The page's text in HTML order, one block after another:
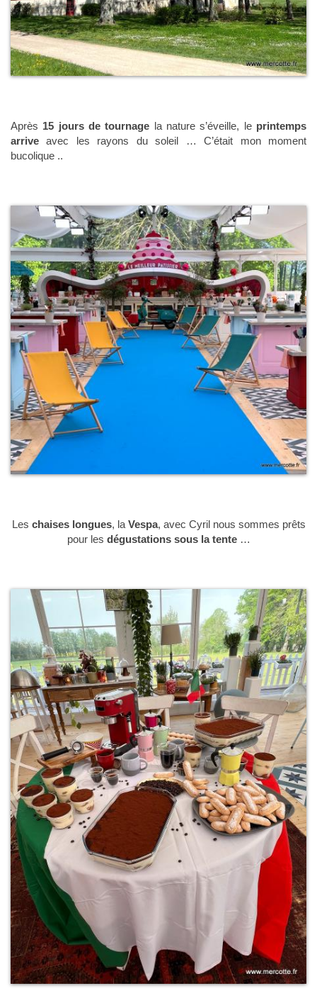
Après 15 jours de tournage la nature s’éveille, le printemps
arrive avec les rayons du soleil … C’était mon moment
bucolique ..
Les chaises longues, la Vespa, avec Cyril nous sommes prêts
pour les dégustations sous la tente…